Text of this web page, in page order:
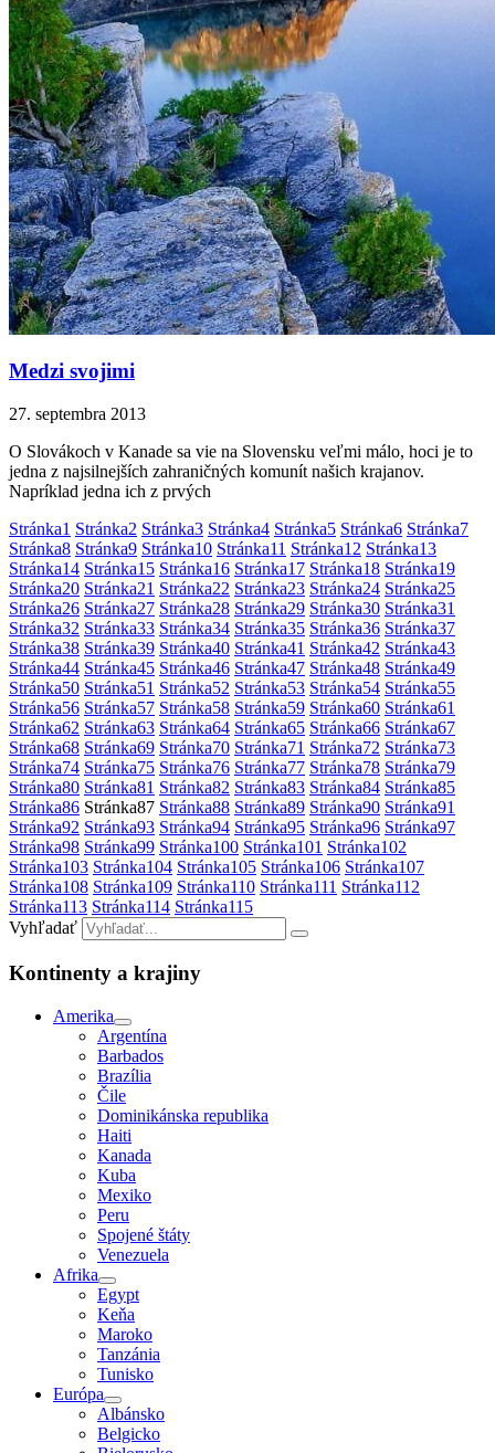
Medzi svojimi
27. septembra 2013
O Slovákoch v Kanade sa vie na Slovensku veľmi málo, hoci je to
jedna z najsilnejších zahraničných komunít našich krajanov.
Napríklad jedna ich z prvých
Stránka1 Stránka2 Stránka3 Stránka4 Stránka5 Stránka6 Stránka7
Stránka8 Stránka9 Stránka10 Stránka11 Stránka12 Stránka13
Stránka14 Stránka15 Stránka16 Stránka17 Stránka18 Stránka19
Stránka20 Stránka21 Stránka22 Stránka23 Stránka24 Stránka25
Stránka26 Stránka27 Stránka28 Stránka29 Stránka30 Stránka31
Stránka32 Stránka33 Stránka34 Stránka35 Stránka36 Stránka37
Stránka38 Stránka39 Stránka40 Stránka41 Stránka42 Stránka43
Stránka44 Stránka45 Stránka46 Stránka47 Stránka48 Stránka49
Stránka50 Stránka51 Stránka52 Stránka53 Stránka54 Stránka55
Stránka56 Stránka57 Stránka58 Stránka59 Stránka60 Stránka61
Stránka62 Stránka63 Stránka64 Stránka65 Stránka66 Stránka67
Stránka68 Stránka69 Stránka70 Stránka71 Stránka72 Stránka73
Stránka74 Stránka75 Stránka76 Stránka77 Stránka78 Stránka79
Stránka80 Stránka81 Stránka82 Stránka83 Stránka84 Stránka85
Stránka86 Stránka87 Stránka88 Stránka89 Stránka90 Stránka91
Stránka92 Stránka93 Stránka94 Stránka95 Stránka96 Stránka97
Stránka98 Stránka99 Stránka100 Stránka101 Stránka102
Stránka103 Stránka104 Stránka105 Stránka106 Stránka107
Stránka108 Stránka109 Stránka110 Stránka111 Stránka112
Stránka113 Stránka114 Stránka115
Vyhľadať
Kontinenty a krajiny
Amerika
Argentína
Barbados
Brazília
Čile
Dominikánska republika
Haiti
Kanada
Kuba
Mexiko
Peru
Spojené štáty
Venezuela
Afrika
Egypt
Keňa
Maroko
Tanzánia
Tunisko
Európa
Albánsko
Belgicko